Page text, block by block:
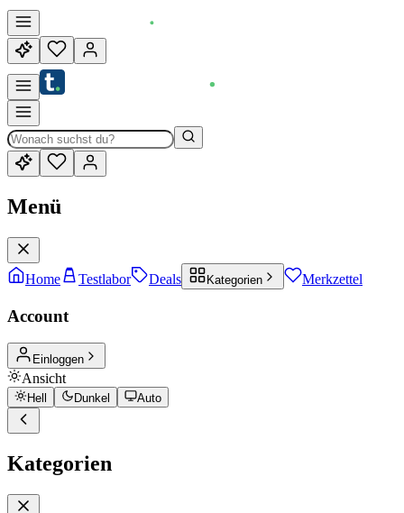
Menü
Home Testlabor Deals Kategorien Merkzettel
Account
Einloggen
Ansicht
Hell Dunkel Auto
Kategorien